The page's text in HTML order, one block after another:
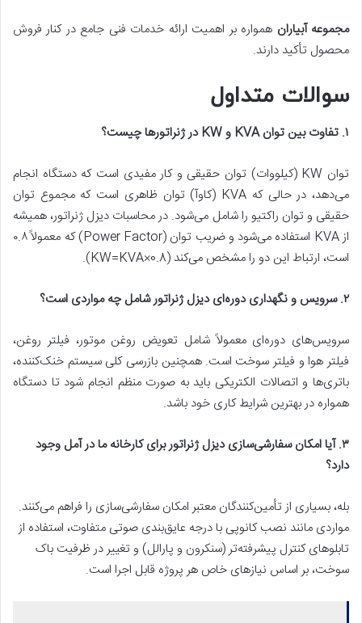
مجموعه آبیاران همواره بر اهمیت ارائه خدمات فنی جامع در کنار فروش
محصول تأکید دارند.
سوالات متداول
۱. تفاوت بین توان KVA و KW در ژنراتورها چیست؟
توان KW (کیلووات) توان حقیقی و کار مفیدی است که دستگاه انجام
می‌دهد، در حالی که KVA (کاوآ) توان ظاهری است که مجموع توان
حقیقی و توان راکتیو را شامل می‌شود. در محاسبات دیزل ژنراتور، همیشه
از KVA استفاده می‌شود و ضریب توان (Power Factor) که معمولاً ۰.۸
است، ارتباط این دو را مشخص می‌کند (
KW=KVA×0.8).
۲. سرویس و نگهداری دوره‌ای دیزل ژنراتور شامل چه مواردی است؟
سرویس‌های دوره‌ای معمولاً شامل تعویض روغن موتور، فیلتر روغن،
فیلتر هوا و فیلتر سوخت است. همچنین بازرسی کلی سیستم خنک‌کننده،
باتری‌ها و اتصالات الکتریکی باید به صورت منظم انجام شود تا دستگاه
همواره در بهترین شرایط کاری خود باشد.
۳. آیا امکان سفارشی‌سازی دیزل ژنراتور برای کارخانه ما در آمل وجود
دارد؟
بله، بسیاری از تأمین‌کنندگان معتبر امکان سفارشی‌سازی را فراهم می‌کنند.
مواردی مانند نصب کانوپی با درجه عایق‌بندی صوتی متفاوت، استفاده از
تابلوهای کنترل پیشرفته‌تر (سنکرون و پارالل) و تغییر در ظرفیت باک
سوخت، بر اساس نیازهای خاص هر پروژه قابل اجرا است.